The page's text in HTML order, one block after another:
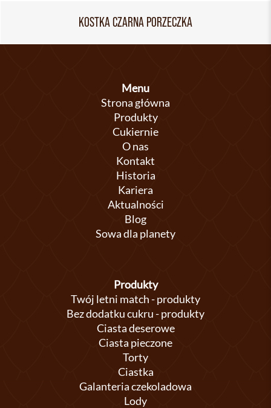
KOSTKA CZARNA PORZECZKA
Menu
Strona główna
Produkty
Cukiernie
O nas
Kontakt
Historia
Kariera
Aktualności
Blog
Sowa dla planety
Produkty
Twój letni match - produkty
Bez dodatku cukru - produkty
Ciasta deserowe
Ciasta pieczone
Torty
Ciastka
Galanteria czekoladowa
Lody